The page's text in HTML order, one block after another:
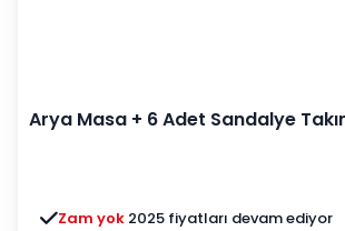
Arya Masa + 6 Adet Sandalye
Zam yok 2025 fiyatları devam ediyor